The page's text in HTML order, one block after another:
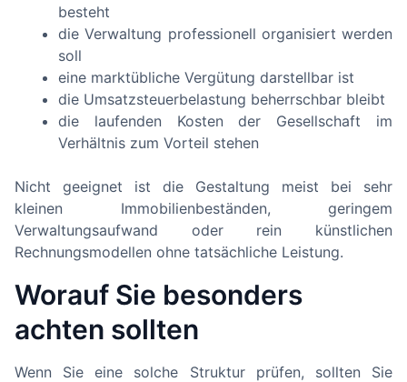
besteht
die Verwaltung professionell organisiert werden
soll
eine marktübliche Vergütung darstellbar ist
die Umsatzsteuerbelastung beherrschbar bleibt
die laufenden Kosten der Gesellschaft im
Verhältnis zum Vorteil stehen
Nicht geeignet ist die Gestaltung meist bei sehr
kleinen Immobilienbeständen, geringem
Verwaltungsaufwand oder rein künstlichen
Rechnungsmodellen ohne tatsächliche Leistung.
Worauf Sie besonders
achten sollten
Wenn Sie eine solche Struktur prüfen, sollten Sie